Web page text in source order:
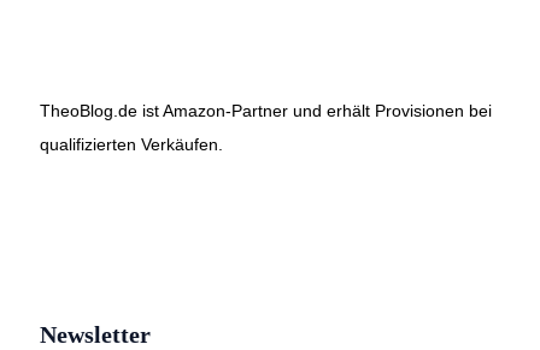
TheoBlog.de ist Amazon-Partner und erhält Provisionen bei
qualifizierten Verkäufen.
Newsletter